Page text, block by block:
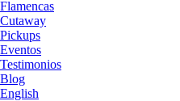
Flamencas
Cutaway
Pickups
Eventos
Testimonios
Blog
English